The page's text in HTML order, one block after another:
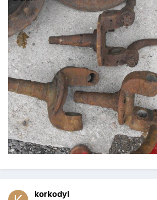
korkodyl